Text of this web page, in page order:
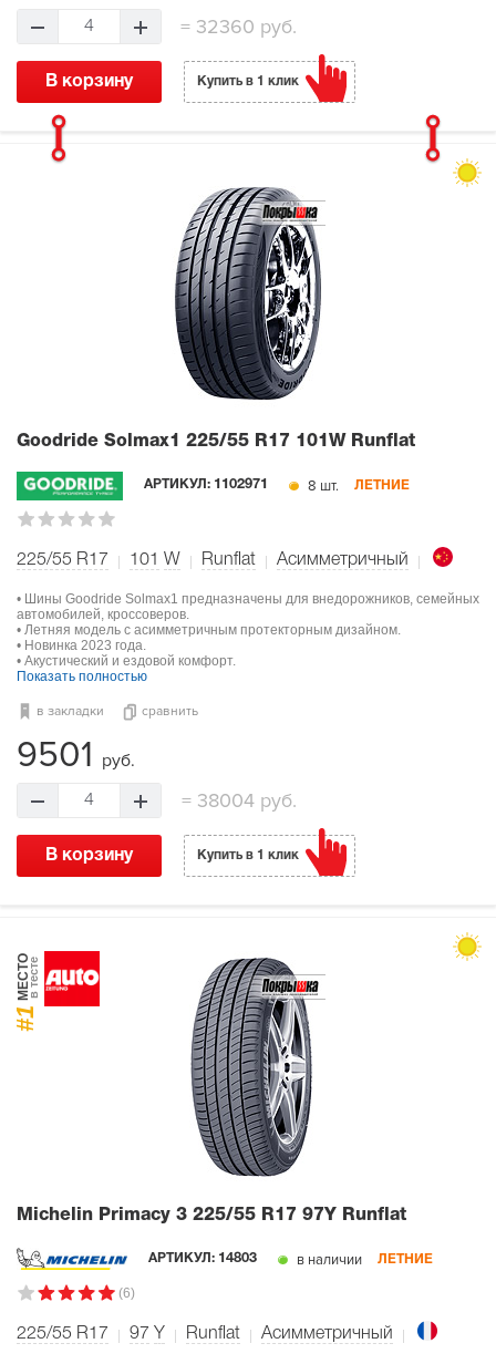
4 = 32360 руб.
В корзину Купить в 1 клик
Goodride Solmax1 225/55 R17 101W Runflat
АРТИКУЛ: 1102971 8 шт. ЛЕТНИЕ
225/55 R17 101 W Runflat Асимметричный
• Шины Goodride Solmax1 предназначены для внедорожников, семейных
автомобилей, кроссоверов.
• Летняя модель с асимметричным протекторным дизайном.
• Новинка 2023 года.
• Акустический и ездовой комфорт.
Показать полностью
в закладки сравнить
9501 руб.
4 =38004 руб.
В корзину Купить в 1 клик
#1
МЕСТОв тесте
Michelin Primacy 3 225/55 R17 97Y Runflat
АРТИКУЛ: 14803 в наличии ЛЕТНИЕ
(6)
225/55 R17 97 Y Runflat Асимметричный